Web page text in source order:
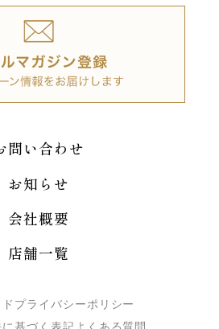
問い合わせ
お知らせ
会社概要
店舗一覧
プライバシーポリシー